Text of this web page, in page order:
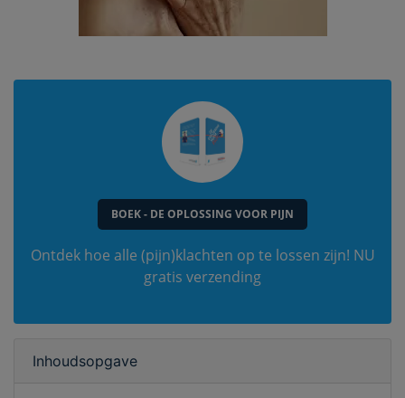
BOEK - DE OPLOSSING VOOR PIJN
Ontdek hoe alle (pijn)klachten op te lossen zijn! NU
gratis verzending
Inhoudsopgave